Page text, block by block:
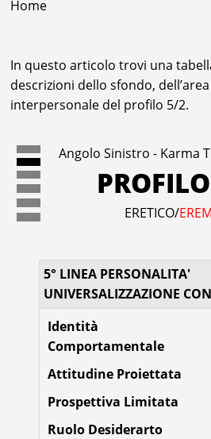
Home
In questo articolo trovi una
descrizioni dello sfondo,
interpersonale del profilo 5/2.
Angolo Sinistro - Karma
ERETICO/
5° LINEA PERSONALITA'
UNIVERSALIZZAZIONE
Identità
Comportamentale
Attitudine Proiettata
Prospettiva Limitata
Ruolo Desiderarto